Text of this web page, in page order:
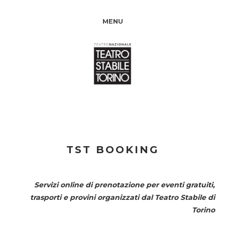
MENU
TST BOOKING
Servizi online di prenotazione per eventi gratuiti,
trasporti e provini organizzati dal Teatro Stabile di
Torino